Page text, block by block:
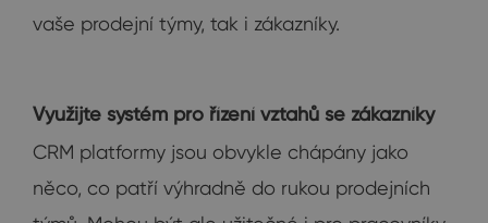
vaše prodejní týmy, tak i zákazníky.
Využijte systém pro řízení vztahů se zákazníky
CRM platformy jsou obvykle chápány jako
něco, co patří výhradně do rukou prodejních